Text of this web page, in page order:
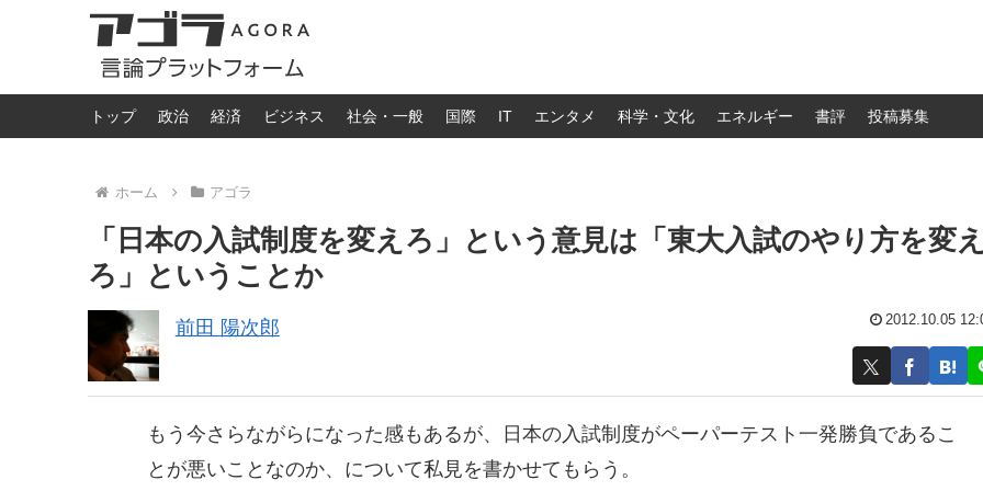
トップ 政治 経済 ビジネス 社会・一般 国際 IT エンタメ 科学・文化 エネルギー 書評 投稿募集
ホーム アゴラ
「日本の入試制度を変えろ」という意見は「東大入試のやり方を変
ろ」ということか
前田 陽次郎 2012.10.05
もう今さらながらになった感もあるが、日本の入試制度がペーパーテスト一発勝負であるこ
とが悪いことなのか、について私見を書かせてもらう。